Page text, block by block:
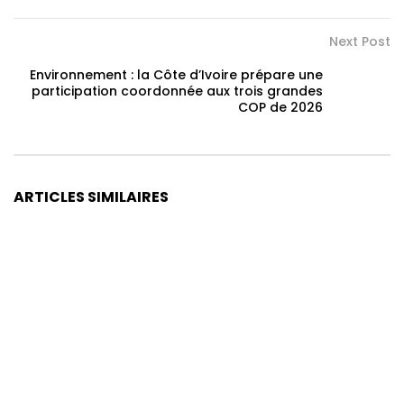
Next Post
Environnement : la Côte d’Ivoire prépare une
participation coordonnée aux trois grandes
COP de 2026
ARTICLES SIMILAIRES